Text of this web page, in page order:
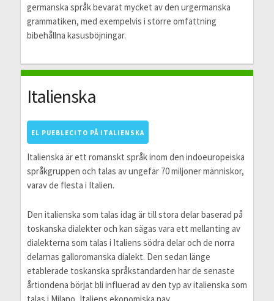
germanska språk bevarat mycket av den urgermanska
grammatiken, med exempelvis i större omfattning
bibehållna kasusböjningar.
Italienska
EL PUEBLECITO PÅ ITALIENSKA
Italienska är ett romanskt språk inom den indoeuropeiska
språkgruppen och talas av ungefär 70 miljoner människor,
varav de flesta i Italien.
Den italienska som talas idag är till stora delar baserad på
toskanska dialekter och kan sägas vara ett mellanting av
dialekterna som talas i Italiens södra delar och de norra
delarnas galloromanska dialekt. Den sedan länge
etablerade toskanska språkstandarden har de senaste
årtiondena börjat bli influerad av den typ av italienska som